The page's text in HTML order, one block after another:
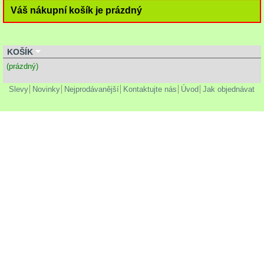
Váš nákupní košík je prázdný
KOŠÍK
(prázdný)
Slevy Novinky Nejprodávanější Kontaktujte nás Úvod Jak objednávat